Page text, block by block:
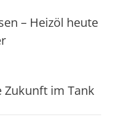
– Heizöl heute
Zukunft im Tank